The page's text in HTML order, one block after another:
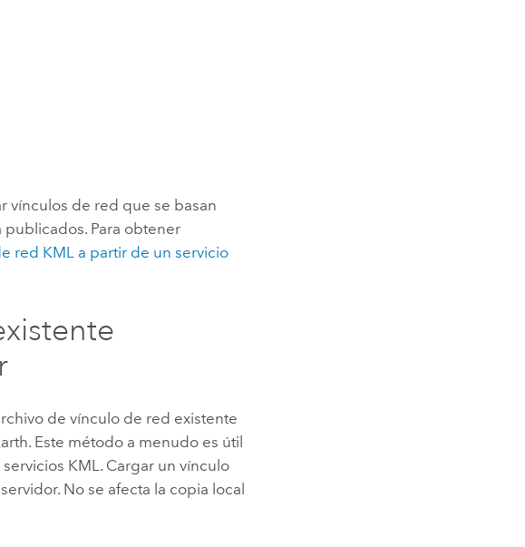
vínculos de red que se basan
Para obtener
red KML a partir de un servicio
de vínculo de red existente
Este método a menudo es útil
KML. Cargar un vínculo
No se afecta la copia local